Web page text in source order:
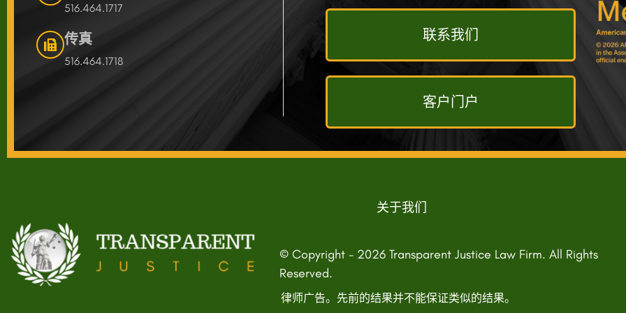
516.464.1717
传真
516.464.1718
联系我们
客户门户
关于我们
© Copyright - 2026 Transparent Justice Law Firm. All Rights
Reserved.
律师广告。先前的结果并不能保证类似的结果。